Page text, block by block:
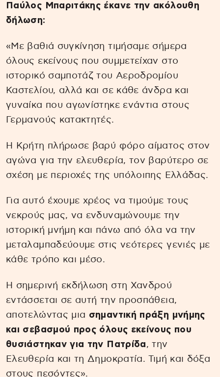
Παύλος Μπαριτάκης έκανε την ακόλουθη
δήλωση:
«Με βαθιά συγκίνηση τιμήσαμε σήμερα
όλους εκείνους που συμμετείχαν στο
ιστορικό σαμποτάζ του Αεροδρομίου
Καστελίου, αλλά και σε κάθε άνδρα και
γυναίκα που αγωνίστηκε ενάντια στους
Γερμανούς κατακτητές.
Η Κρήτη πλήρωσε βαρύ φόρο αίματος στον
αγώνα για την ελευθερία, τον βαρύτερο σε
σχέση με περιοχές της υπόλοιπης Ελλάδας.
Για αυτό έχουμε χρέος να τιμούμε τους
νεκρούς μας, να ενδυναμώνουμε την
ιστορική μνήμη και πάνω από όλα να την
μεταλαμπαδεύουμε στις νεότερες γενιές με
κάθε τρόπο και μέσο.
Η σημερινή εκδήλωση στη Χανδρού
εντάσσεται σε αυτή την προσπάθεια,
αποτελώντας μια σημαντική πράξη μνήμης
και σεβασμού προς όλους εκείνους που
θυσιάστηκαν για την Πατρίδα, την
Ελευθερία και τη Δημοκρατία. Τιμή και δόξα
στους πεσόντες».